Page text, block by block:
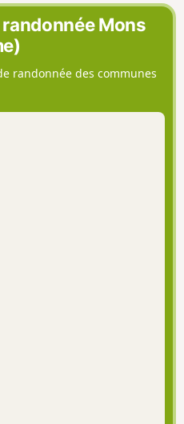
Mons
randonnée des communes